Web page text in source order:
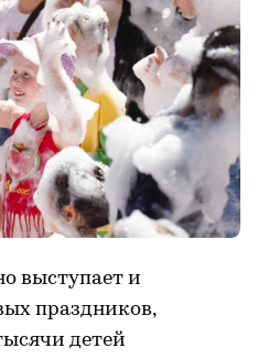
выступает и
праздников,
детей